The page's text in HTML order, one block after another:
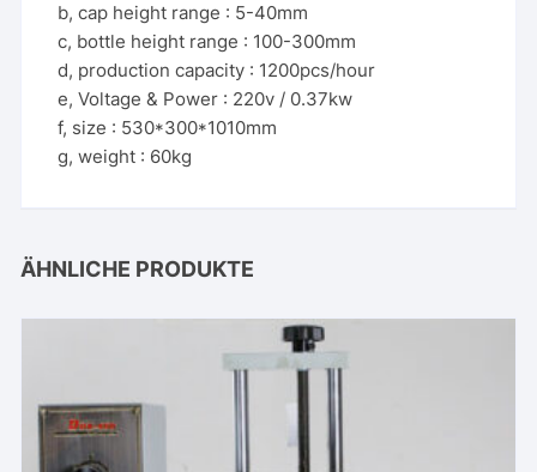
b, cap height range : 5-40mm
c, bottle height range : 100-300mm
d, production capacity : 1200pcs/hour
e, Voltage & Power : 220v / 0.37kw
f, size : 530*300*1010mm
g, weight : 60kg
ÄHNLICHE PRODUKTE